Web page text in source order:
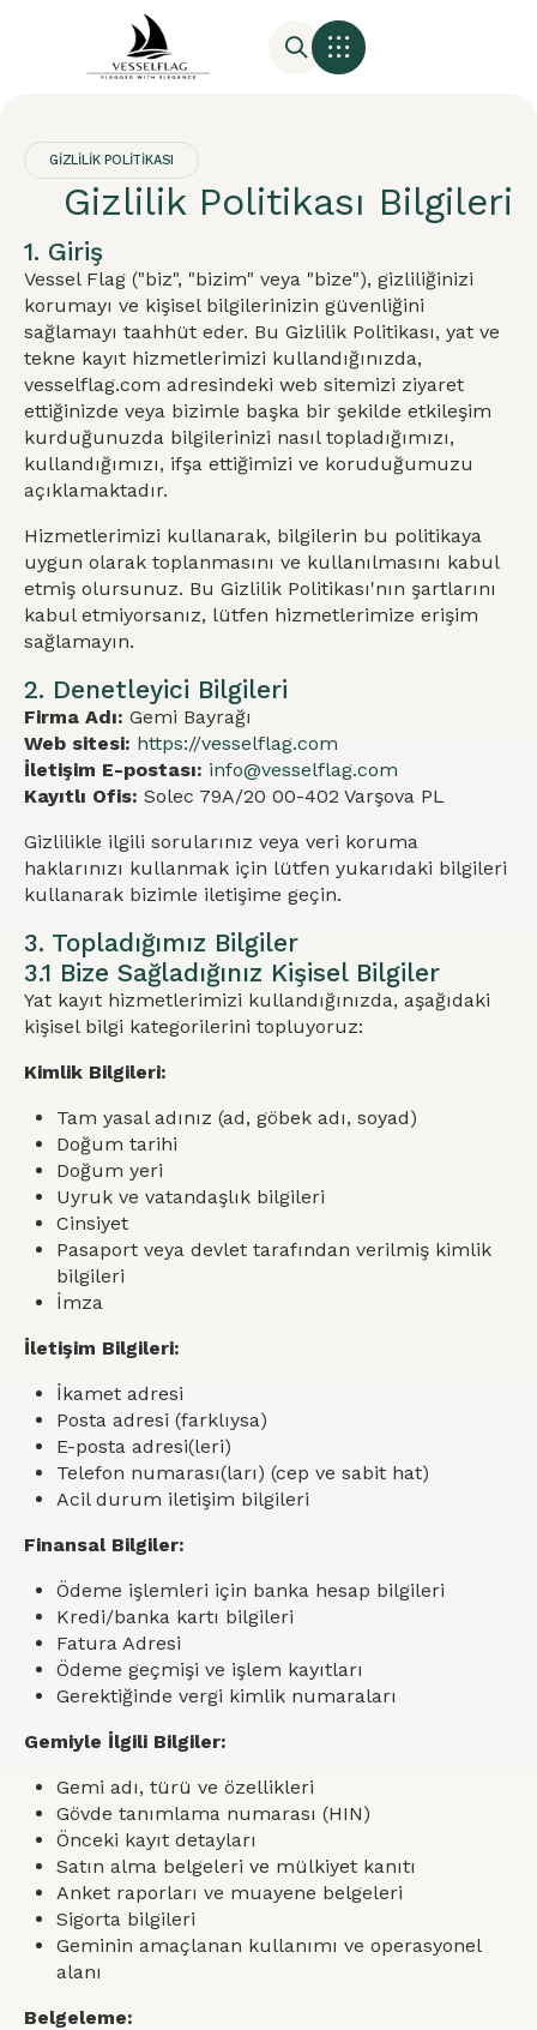
GIZLILIK POLITIKASI
Gizlilik Politikası Bilgileri
1. Giriş
Vessel Flag ("biz", "bizim" veya "bize"), gizliliğinizi
korumayı ve kişisel bilgilerinizin güvenliğini
sağlamayı taahhüt eder. Bu Gizlilik Politikası, yat ve
tekne kayıt hizmetlerimizi kullandığınızda,
vesselflag.com adresindeki web sitemizi ziyaret
ettiğinizde veya bizimle başka bir şekilde etkileşim
kurduğunuzda bilgilerinizi nasıl topladığımızı,
kullandığımızı, ifşa ettiğimizi ve koruduğumuzu
açıklamaktadır.
Hizmetlerimizi kullanarak, bilgilerin bu politikaya
uygun olarak toplanmasını ve kullanılmasını kabul
etmiş olursunuz. Bu Gizlilik Politikası'nın şartlarını
kabul etmiyorsanız, lütfen hizmetlerimize erişim
sağlamayın.
2. Denetleyici Bilgileri
Firma Adı: Gemi Bayrağı
Web sitesi: https://vesselflag.com
İletişim E-postası: info@vesselflag.com
Kayıtlı Ofis: Solec 79A/20 00-402 Varşova PL
Gizlilikle ilgili sorularınız veya veri koruma
haklarınızı kullanmak için lütfen yukarıdaki bilgileri
kullanarak bizimle iletişime geçin.
3. Topladığımız Bilgiler
3.1 Bize Sağladığınız Kişisel Bilgiler
Yat kayıt hizmetlerimizi kullandığınızda, aşağıdaki
kişisel bilgi kategorilerini topluyoruz:
Kimlik Bilgileri:
Tam yasal adınız (ad, göbek adı, soyad)
Doğum tarihi
Doğum yeri
Uyruk ve vatandaşlık bilgileri
Cinsiyet
Pasaport veya devlet tarafından verilmiş kimlik
bilgileri
İmza
İletişim Bilgileri:
İkamet adresi
Posta adresi (farklıysa)
E-posta adresi(leri)
Telefon numarası(ları) (cep ve sabit hat)
Acil durum iletişim bilgileri
Finansal Bilgiler:
Ödeme işlemleri için banka hesap bilgileri
Kredi/banka kartı bilgileri
Fatura Adresi
Ödeme geçmişi ve işlem kayıtları
Gerektiğinde vergi kimlik numaraları
Gemiyle İlgili Bilgiler:
Gemi adı, türü ve özellikleri
Gövde tanımlama numarası (HIN)
Önceki kayıt detayları
Satın alma belgeleri ve mülkiyet kanıtı
Anket raporları ve muayene belgeleri
Sigorta bilgileri
Geminin amaçlanan kullanımı ve operasyonel
alanı
Belgeleme: